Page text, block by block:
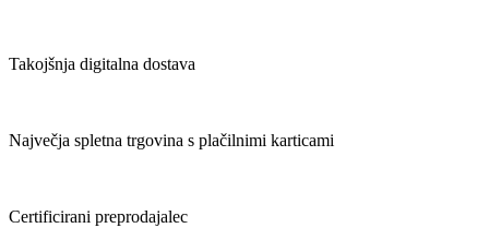
Takojšnja digitalna dostava
Največja spletna trgovina s plačilnimi karticami
Certificirani preprodajalec